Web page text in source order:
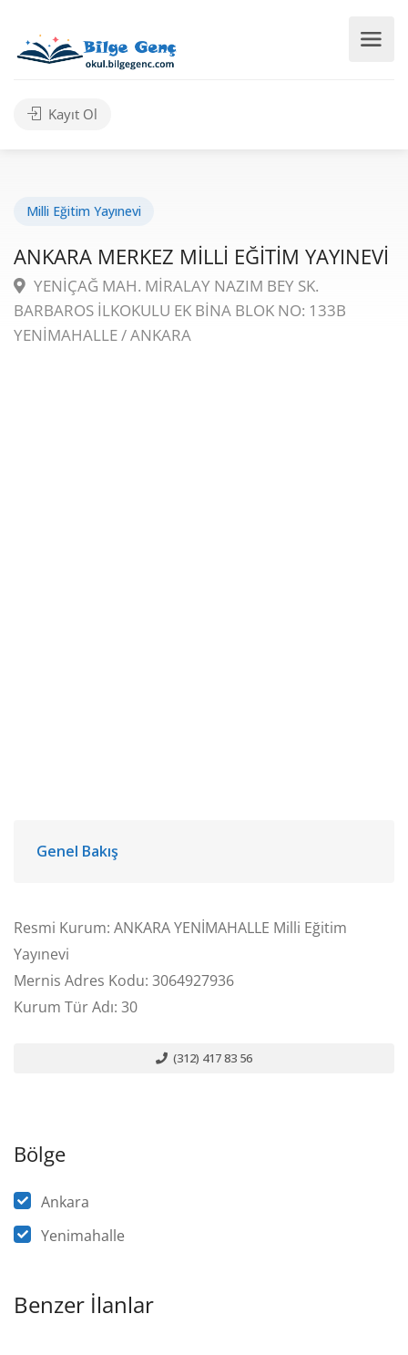
Kayıt Ol
Milli Eğitim Yayınevi
ANKARA MERKEZ MİLLİ EĞİTİM YAYINEVİ
YENİÇAĞ MAH. MİRALAY NAZIM BEY SK.
BARBAROS İLKOKULU EK BİNA BLOK NO: 133B
YENİMAHALLE / ANKARA
Genel Bakış
Resmi Kurum: ANKARA YENİMAHALLE Milli Eğitim
Yayınevi
Mernis Adres Kodu: 3064927936
Kurum Tür Adı: 30
(312) 417 83 56
Bölge
Ankara
Yenimahalle
Benzer İlanlar